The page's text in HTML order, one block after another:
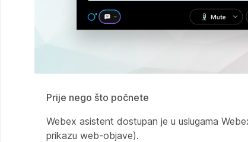
Prije nego što počnete
Webex asistent dostupan je u uslugama
prikazu web-objave).